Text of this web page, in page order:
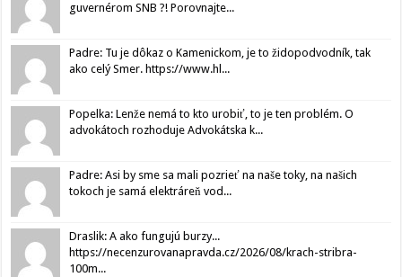
guvernérom SNB ?! Porovnajte...
Padre: Tu je dôkaz o Kamenickom, je to židopodvodník, tak
ako celý Smer. https://www.hl...
Popelka: Lenže nemá to kto urobiť, to je ten problém. O
advokátoch rozhoduje Advokátska k...
Padre: Asi by sme sa mali pozrieť na naše toky, na našich
tokoch je samá elektráreň vod...
Draslik: A ako fungujú burzy...
https://necenzurovanapravda.cz/2026/08/krach-stribra-
100m...